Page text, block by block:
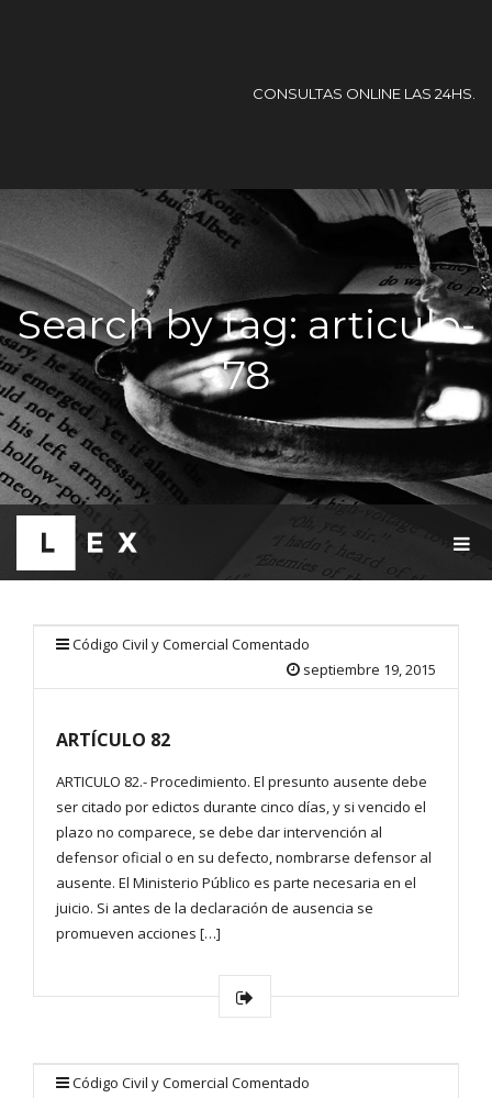
CONSULTAS ONLINE LAS 24HS.
Search by tag: articulo-
78
G
Código Civil y Comercial Comentado
septiembre 19, 2015
ARTÍCULO 82
ARTICULO 82.- Procedimiento. El presunto ausente debe
ser citado por edictos durante cinco días, y si vencido el
plazo no comparece, se debe dar intervención al
defensor oficial o en su defecto, nombrarse defensor al
ausente. El Ministerio Público es parte necesaria en el
juicio. Si antes de la declaración de ausencia se
promueven acciones […]
Código Civil y Comercial Comentado